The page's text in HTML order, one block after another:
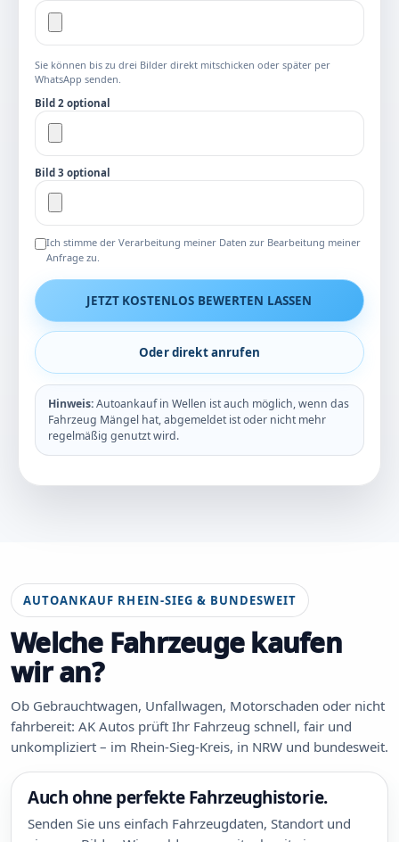
Sie können bis zu drei Bilder direkt mitschicken oder später per
WhatsApp senden.
Bild 2 optional
Bild 3 optional
Ich stimme der Verarbeitung meiner Daten zur Bearbeitung meiner
Anfrage zu.
JETZT KOSTENLOS BEWERTEN LASSEN
Oder direkt anrufen
Hinweis:Autoankauf in Wellen ist auch möglich, wenn das
Fahrzeug Mängel hat, abgemeldet ist oder nicht mehr
regelmäßig genutzt wird.
AUTOANKAUF RHEIN-SIEG & BUNDESWEIT
Welche Fahrzeuge kaufen
wir an?
Ob Gebrauchtwagen, Unfallwagen, Motorschaden oder nicht
fahrbereit: AK Autos prüft Ihr Fahrzeug schnell, fair und
unkompliziert – im Rhein-Sieg-Kreis, in NRW und bundesweit.
Auch ohne perfekte Fahrzeughistorie.
Senden Sie uns einfach Fahrzeugdaten, Standort und